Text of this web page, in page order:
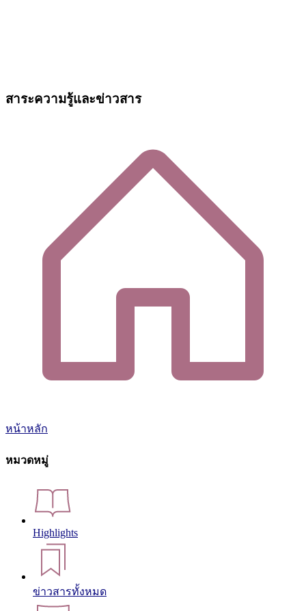
สาระความรู้และข่าวสาร
หน้าหลัก
หมวดหมู่
Highlights
ข่าวสารทั้งหมด